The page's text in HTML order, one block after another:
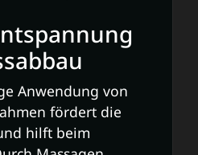
Anwendung von
fördert die
hilft beim